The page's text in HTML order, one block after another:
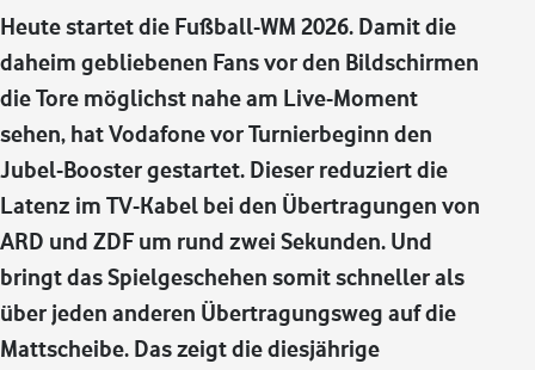
Heute startet die Fußball-WM 2026. Damit die
daheim gebliebenen Fans vor den Bildschirmen
die Tore möglichst nahe am Live-Moment
sehen, hat Vodafone vor Turnierbeginn den
Jubel-Booster gestartet. Dieser reduziert die
Latenz im TV-Kabel bei den Übertragungen von
ARD und ZDF um rund zwei Sekunden. Und
bringt das Spielgeschehen somit schneller als
über jeden anderen Übertragungsweg auf die
Mattscheibe. Das zeigt die diesjährige